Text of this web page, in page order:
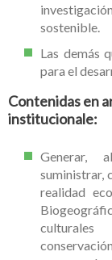
sostenible.
Las demás
para el
Contenidas en
institucionale:
Generar,
suministrar,
realidad